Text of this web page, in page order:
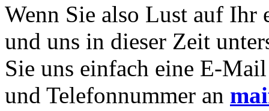
Wenn Sie also Lust auf Ihr
und uns in dieser Zeit
Sie uns einfach eine E-
und Telefonnummer an